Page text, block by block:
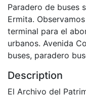
Paradero de buses
Ermita.
terminal para el
urbanos. Avenida
buses, paradero
Description
El Archivo del